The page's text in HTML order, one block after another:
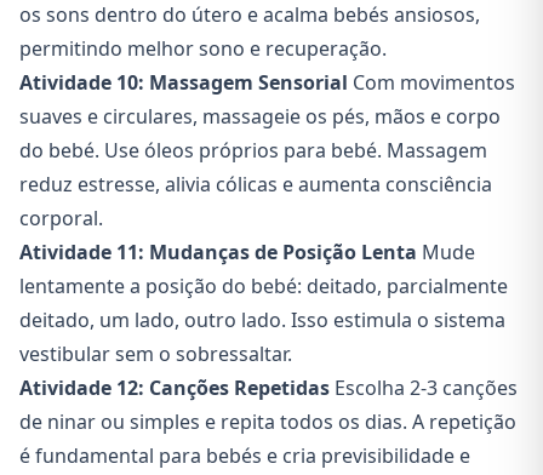
os sons dentro do útero e acalma bebés ansiosos,
permitindo melhor sono e recuperação.
Atividade 10: Massagem Sensorial Com movimentos
suaves e circulares, massageie os pés, mãos e corpo
do bebé. Use óleos próprios para bebé. Massagem
reduz estresse, alivia cólicas e aumenta consciência
corporal.
Atividade 11: Mudanças de Posição Lenta Mude
lentamente a posição do bebé: deitado, parcialmente
deitado, um lado, outro lado. Isso estimula o sistema
vestibular sem o sobressaltar.
Atividade 12: Canções Repetidas Escolha 2-3 canções
de ninar ou simples e repita todos os dias. A repetição
é fundamental para bebés e cria previsibilidade e